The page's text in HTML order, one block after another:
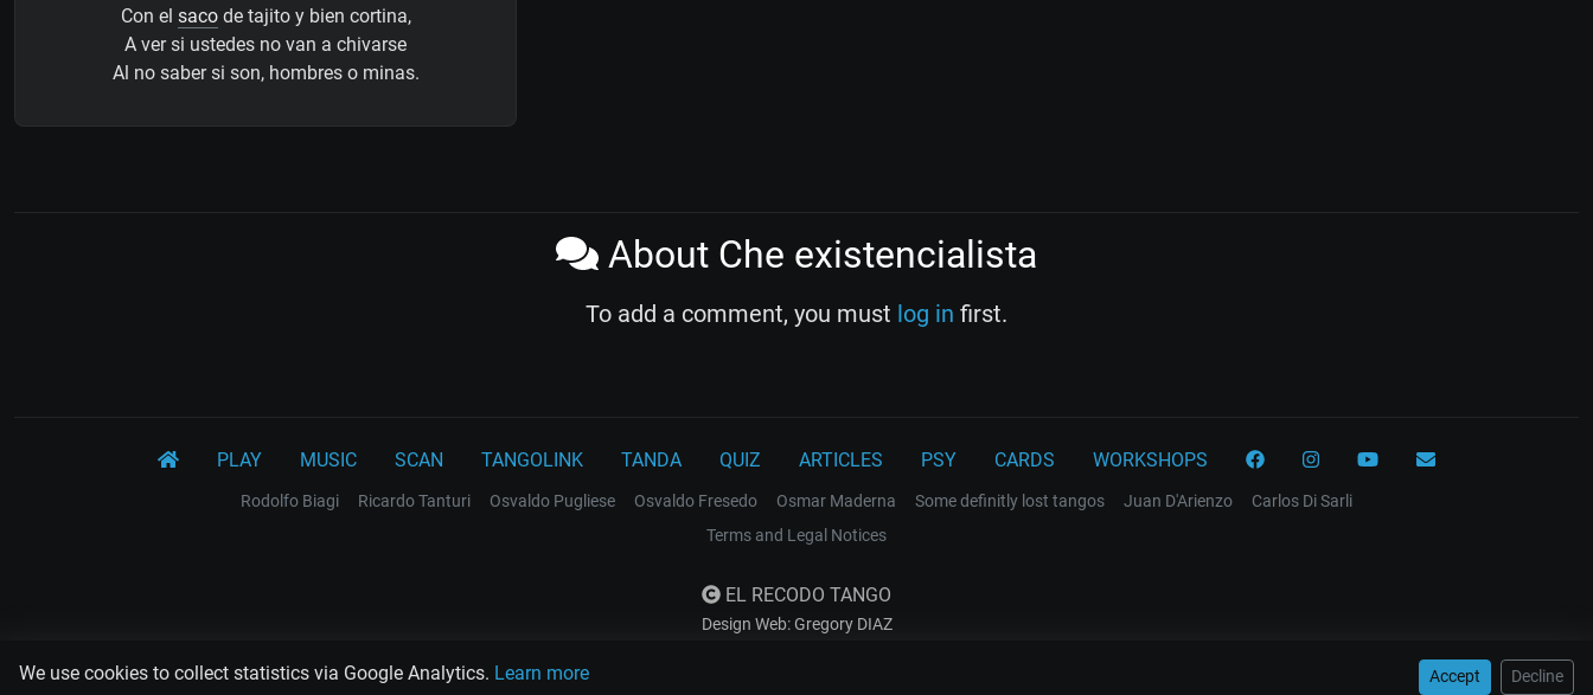
We use cookies to collect statistics via Google Analytics. Learn more Accept Decline
Con el sacode tajito y bien cortina,
A ver si ustedes no van a chivarse
Al no saber si son, hombres o minas.
About Che existencialista
To add a comment, you must log in first.
PLAY MUSIC SCAN TANGOLINK TANDA QUIZ ARTICLES PSY CARDS WORKSHOPS
Rodolfo Biagi Ricardo Tanturi Osvaldo Pugliese Osvaldo Fresedo Osmar Maderna Some definitly lost tangos Juan D'Arienzo
Carlos Di Sarli
Terms and Legal Notices
EL RECODO TANGO
Design Web: Gregory DIAZ